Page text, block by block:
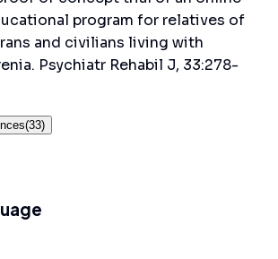
program for relatives of
and civilians living with
Psychiatr Rehabil J, 33:278-